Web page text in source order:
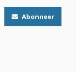
Abonneer